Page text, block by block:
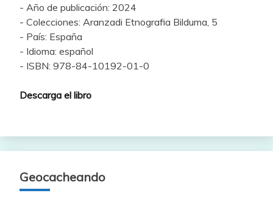
- Año de publicación: 2024
- Colecciones: Aranzadi Etnografia Bilduma, 5
- País: España
- Idioma: español
- ISBN: 978-84-10192-01-0
Descarga el libro
Geocacheando